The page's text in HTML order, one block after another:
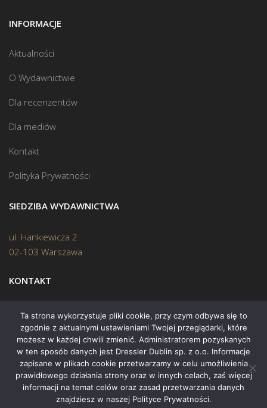
INFORMACJE
Aktualności
O Wydawnictwie
Dla recenzentów
Dla mediów
Kontakt
Polityka Prywatności
SIEDZIBA WYDAWNICTWA
ul. Hankiewicza 2
02-103 Warszawa
KONTAKT
Biuro: (22) 45 70 402
Mail:biuro@swiatksiazki.pl
Copyright © 2015 Świat Książki. Wszelkie prawa zastrzeżone
Ta strona wykorzystuje pliki cookie, przy czym odbywa się to
zgodnie z aktualnymi ustawieniami Twojej przeglądarki, które
możesz w każdej chwili zmienić. Administratorem pozyskanych
w ten sposób danych jest Dressler Dublin sp. z o.o. Informacje
zapisane w plikach cookie przetwarzamy w celu umożliwienia
prawidłowego działania strony oraz w innych celach, zaś więcej
informacji na temat celów oraz zasad przetwarzania danych
znajdziesz w naszej Polityce Prywatności.